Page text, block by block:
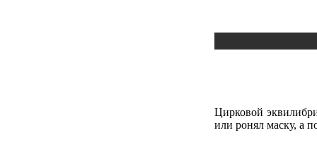
Цирковой
или ронял маску, а